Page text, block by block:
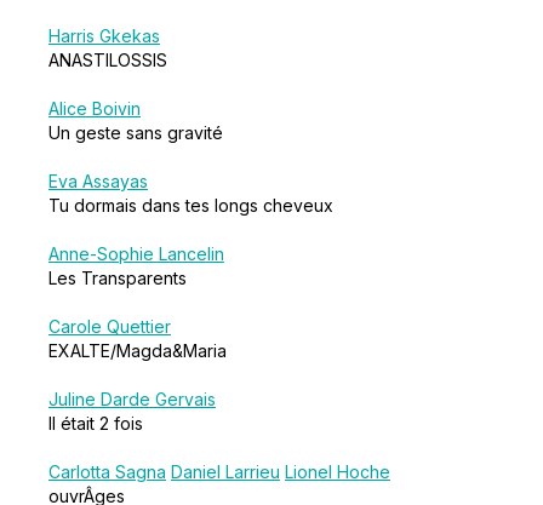
Harris Gkekas
ANASTILOSSIS
Alice Boivin
Un geste sans gravité
Eva Assayas
Tu dormais dans tes longs cheveux
Anne-Sophie Lancelin
Les Transparents
Carole Quettier
EXALTE/Magda&Maria
Juline Darde Gervais
Il était 2 fois
Carlotta Sagna Daniel Larrieu Lionel Hoche
ouvrÂges